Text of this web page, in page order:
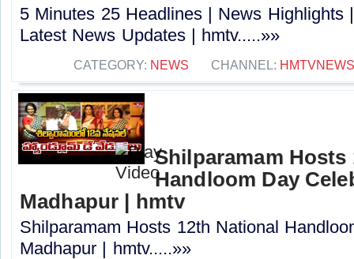
5 Minutes 25 Headlines | News Highlights
Latest News Updates | hmtv.....»»
CATEGORY: NEWS CHANNEL: HMTVNEWS
Shilparamam Hosts
Handloom Day
Madhapur | hmtv
Shilparamam Hosts 12th National
Madhapur | hmtv.....»»